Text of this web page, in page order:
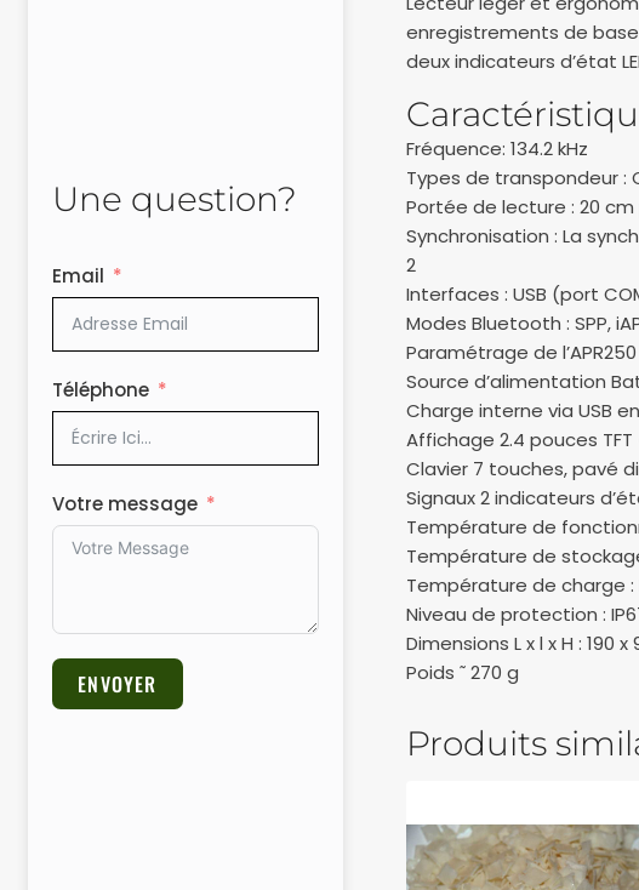
enregistrements de
deux indicateurs d’état
Fréquence: 134.2 kHz
Types de transpondeur :
Portée de lecture : 20 cm
Synchronisation : La
2
Interfaces : USB (port
Modes Bluetooth : SPP,
Paramétrage de
Source d’alimentation
Charge interne via USB
Affichage 2.4 pouces
Clavier 7 touches, pavé
Signaux 2 indicateurs
Température de
Température de
Température de charge :
Niveau de protection :
Dimensions L x l x H : 190
Poids ˜ 270 g
Produits
Une question?
Email
Téléphone
Votre message
ENVOYER